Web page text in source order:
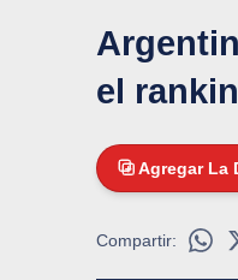
el
Agregar La
Compartir: